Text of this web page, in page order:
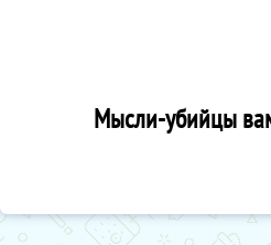
Мысли-убийцы